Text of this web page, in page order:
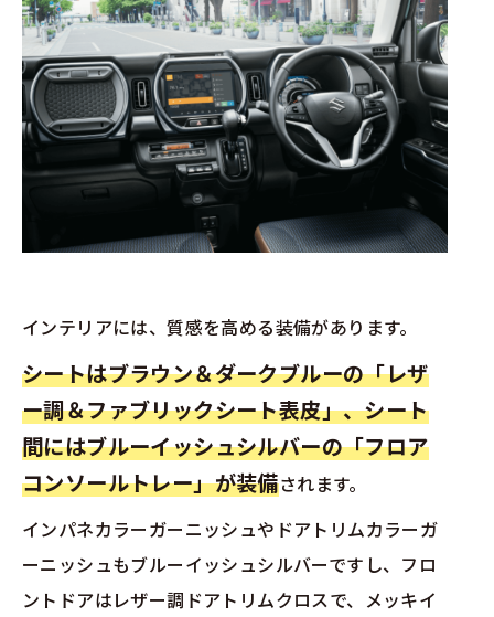
インテリアには、質感を高める装備があります。
シートはブラウン＆ダークブルーの「レザ
ー調＆ファブリックシート表皮」、シート
間にはブルーイッシュシルバーの「フロア
コンソールトレー」が装備されます。
インパネカラーガーニッシュやドアトリムカラーガ
ーニッシュもブルーイッシュシルバーですし、フロ
ントドアはレザー調ドアトリムクロスで、メッキイ